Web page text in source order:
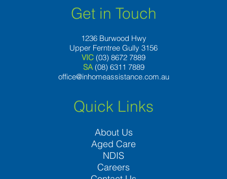
Get in Touch
1236 Burwood Hwy
Upper Ferntree Gully 3156
VIC (03) 8672 7889
SA (08) 6311 7889
office@inhomeassistance.com.au
Quick Links
About Us
Aged Care
NDIS
Careers